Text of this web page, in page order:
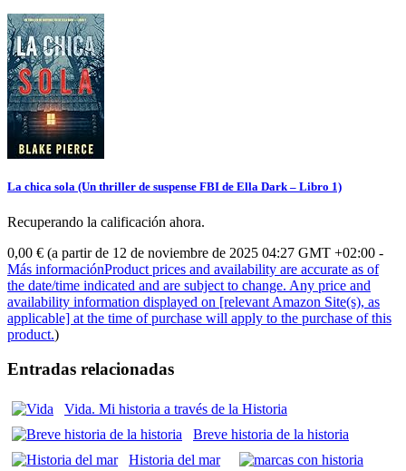
La chica sola (Un thriller de suspense FBI de Ella Dark – Libro 1)
Recuperando la calificación ahora.
0,00 € (a partir de 12 de noviembre de 2025 04:27 GMT +02:00 -
Más informaciónProduct prices and availability are accurate as of
the date/time indicated and are subject to change. Any price and
availability information displayed on [relevant Amazon Site(s), as
applicable] at the time of purchase will apply to the purchase of this
product.)
Entradas relacionadas
Vida. Mi historia a través de la Historia
Breve historia de la historia
Historia del mar